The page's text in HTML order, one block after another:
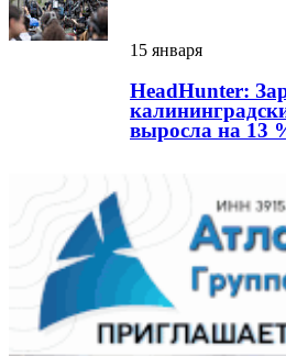
15 января
HeadHunter:
выросла на 13